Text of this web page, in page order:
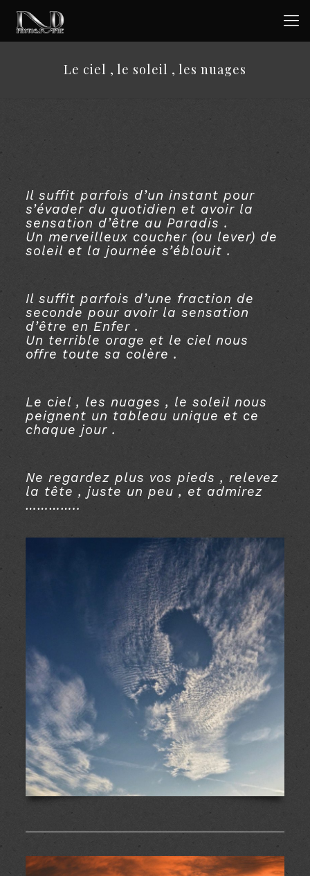
Le ciel , le soleil , les nuages
Il suffit parfois d’un instant pour
s’évader du quotidien et avoir la
sensation d’être au Paradis .
Un merveilleux coucher (ou lever) de
soleil et la journée s’éblouit .
Il suffit parfois d’une fraction de
seconde pour avoir la sensation
d’être en Enfer .
Un terrible orage et le ciel nous
offre toute sa colère .
Le ciel , les nuages , le soleil nous
peignent un tableau unique et ce
chaque jour .
Ne regardez plus vos pieds , relevez
la tête , juste un peu , et admirez
…………..